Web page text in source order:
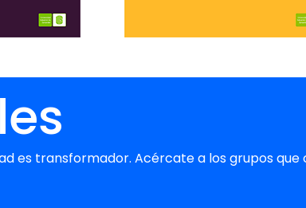
es transformador. Acércate a los grupos